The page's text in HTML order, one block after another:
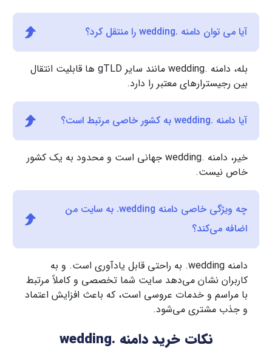
آیا می توان دامنه .wedding را منتقل کرد؟
بله، دامنه .wedding مانند سایر gTLD ها قابلیت انتقال
بین رجیسترارهای معتبر را دارد.
آیا دامنه .wedding به کشور خاصی مرتبط است؟
خیر، دامنه .wedding جهانی است و محدود به یک کشور
خاص نیست.
چه ویژگی خاصی دامنه ‎.wedding به سایت من
اضافه می‌کند؟
دامنه ‎.wedding به راحتی قابل یادآوری است. و به
کاربران نشان می‌دهد سایت شما تخصصی و کاملاً مرتبط
با مراسم و خدمات عروسی است، که باعث افزایش اعتماد
و جذب مشتری می‌شود.
نکات خرید دامنه .wedding